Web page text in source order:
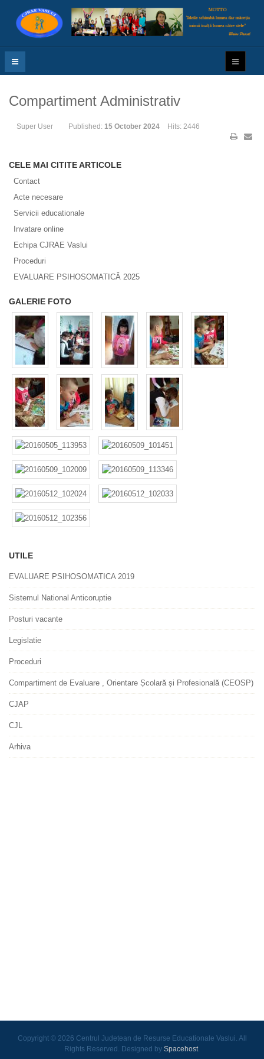
Compartiment Administrativ
Super User Published: 15 October 2024 Hits: 2446
CELE MAI CITITE ARTICOLE
Contact
Acte necesare
Servicii educationale
Invatare online
Echipa CJRAE Vaslui
Proceduri
EVALUARE PSIHOSOMATICĂ 2025
GALERIE FOTO
UTILE
EVALUARE PSIHOSOMATICA 2019
Sistemul National Anticoruptie
Posturi vacante
Legislatie
Proceduri
Compartiment de Evaluare , Orientare Școlară și Profesională (CEOSP)
CJAP
CJL
Arhiva
Copyright © 2026 Centrul Judetean de Resurse Educationale Vaslui. All
Rights Reserved. Designed by Spacehost